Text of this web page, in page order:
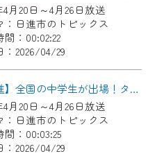
4月20日～4月26日放送
：日進市のトピックス
：00:02:22
：2026/04/29
【日進】全国の中学生が出場！タグラグビー交流大会
4月20日～4月26日放送
：日進市のトピックス
間：00:03:25
：2026/04/29
加入者様へのサー
利用いただくには、
と『CCNetマイ
が必要となりま